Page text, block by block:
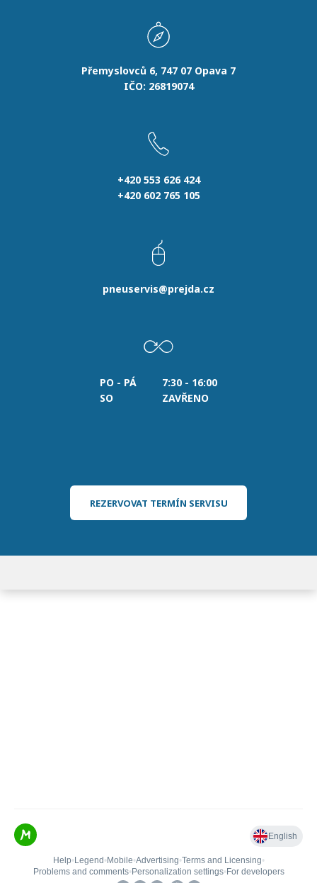
Přemyslovců 6, 747 07 Opava 7
IČO: 26819074
+420 553 626 424
+420 602 765 105
pneuservis@prejda.cz
PO - PÁ
7:30 - 16:00
SO
ZAVŘENO
REZERVOVAT TERMÍN SERVISU